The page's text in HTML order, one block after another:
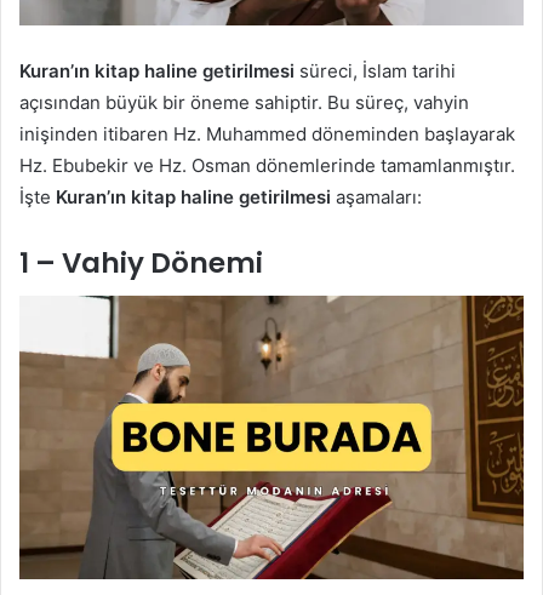
Kuran’ın kitap haline getirilmesi süreci, İslam tarihi
açısından büyük bir öneme sahiptir. Bu süreç, vahyin
inişinden itibaren Hz. Muhammed döneminden başlayarak
Hz. Ebubekir ve Hz. Osman dönemlerinde tamamlanmıştır.
İşte Kuran’ın kitap haline getirilmesi aşamaları:
1 – Vahiy Dönemi